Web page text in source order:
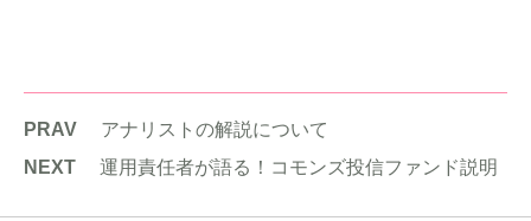
PRAV
アナリストの解説について
NEXT
運用責任者が語る！コモンズ投信ファンド説明